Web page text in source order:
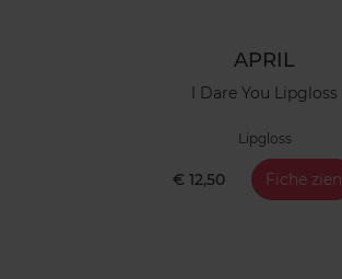
APRIL
I Dare You Lipgloss
Lipgloss
€ 12,50 Fiche zien